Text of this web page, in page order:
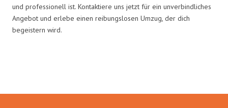
und professionell ist. Kontaktiere uns jetzt für ein unverbindliches
Angebot und erlebe einen reibungslosen Umzug, der dich
begeistern wird.